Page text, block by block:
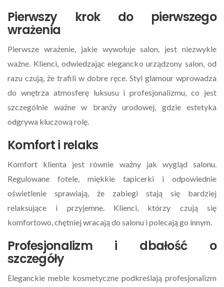
Pierwszy krok do pierwszego
wrażenia
Pierwsze wrażenie, jakie wywołuje salon, jest niezwykle
ważne. Klienci, odwiedzając elegancko urządzony salon, od
razu czują, że trafili w dobre ręce. Styl glamour wprowadza
do wnętrza atmosferę luksusu i profesjonalizmu, co jest
szczególnie ważne w branży urodowej, gdzie estetyka
odgrywa kluczową rolę.
Komfort i relaks
Komfort klienta jest równie ważny jak wygląd salonu.
Regulowane fotele, miękkie tapicerki i odpowiednie
oświetlenie sprawiają, że zabiegi stają się bardziej
relaksujące i przyjemne. Klienci, którzy czują się
komfortowo, chętniej wracają do salonu i polecają go innym.
Profesjonalizm i dbałość o
szczegóły
Eleganckie meble kosmetyczne podkreślają profesjonalizm